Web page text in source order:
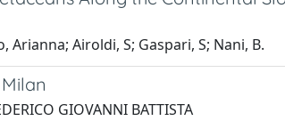
Arianna; Airoldi, S; Gaspari, S; Nani, B.
GIOVANNI BATTISTA